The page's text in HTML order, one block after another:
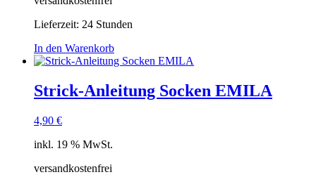
Lieferzeit: 24 Stunden
In den Warenkorb
Strick-Anleitung Socken EMILA
4,90 €
inkl. 19 % MwSt.
versandkostenfrei